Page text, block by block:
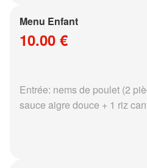
Menu Enfant
10.00 €
Entrée: nems de poulet (2
sauce aigre douce + 1 riz